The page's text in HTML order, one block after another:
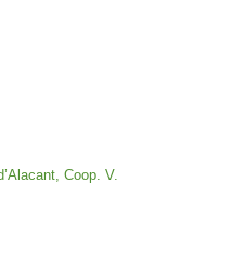
Coop. V.